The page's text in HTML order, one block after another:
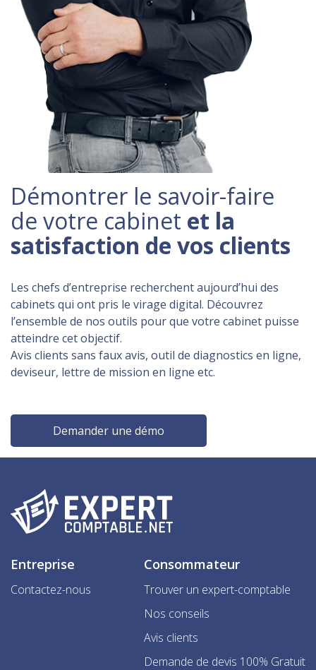
Démontrer le savoir-faire
de votre cabinet et la
satisfaction de vos clients
Les chefs d’entreprise recherchent aujourd’hui des
cabinets qui ont pris le virage digital. Découvrez
l’ensemble de nos outils pour que votre cabinet puisse
atteindre cet objectif.
Avis clients sans faux avis, outil de diagnostics en ligne,
deviseur, lettre de mission en ligne etc.
Demander une démo
Entreprise
Contactez-nous
Consommateur
Trouver un expert-comptable
Nos conseils
Avis clients
Demande de devis 100% Gratuit